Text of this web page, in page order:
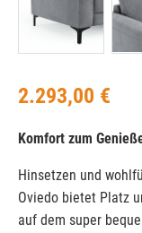
2.293,00 €
Komfort zum
Hinsetzen und
Oviedo bietet Platz
auf dem super